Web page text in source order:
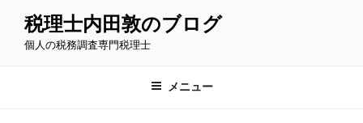
税理士内田敦のブログ
個人の税務調査専門税理士
メニュー